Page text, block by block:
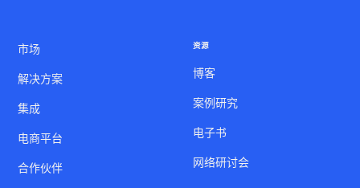
市场
解决方案
集成
电商平台
合作伙伴
资源
博客
案例研究
电子书
网络研讨会